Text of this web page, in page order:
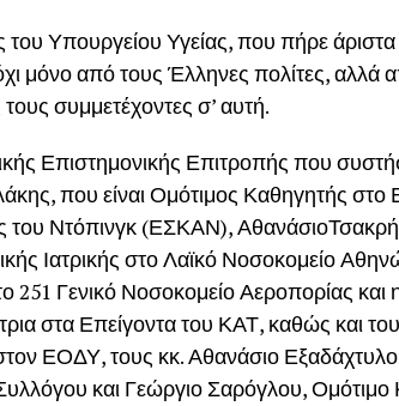
Υπουργείου Υγείας, που πήρε άριστα
μόνο από τους Έλληνες πολίτες, αλλά
συμμετέχοντες σ’ αυτή.
Επιστημονικής Επιτροπής που
που είναι Ομότιμος Καθηγητής
του Ντόπινγκ (ΕΣΚΑΝ),
Ιατρικής στο Λαϊκό Νοσοκομείο
251 Γενικό Νοσοκομείο Αεροπορίας
στα Επείγοντα του ΚΑΤ, καθώς και
ΕΟΔΥ, τους κκ. Αθανάσιο
και Γεώργιο Σαρόγλου,